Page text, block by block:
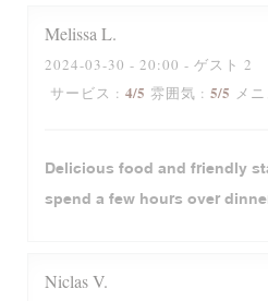
MelissaL
2024-03-30 - 20:00 - ゲスト 2
サービス : 4/5 雰囲気 : 5/5 メ
Delicious food and friendly
spend a few hours over
NiclasV